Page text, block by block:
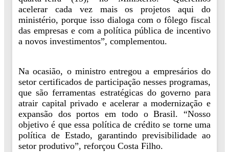
acelerar cada vez mais os projetos aqui do
ministério, porque isso dialoga com o fôlego fiscal
das empresas e com a política pública de incentivo
a novos investimentos”, complementou.
Na ocasião, o ministro entregou a empresários do
setor certificados de participação nesses programas,
que são ferramentas estratégicas do governo para
atrair capital privado e acelerar a modernização e
expansão dos portos em todo o Brasil. “Nosso
objetivo é que essa política de crédito se torne uma
política de Estado, garantindo previsibilidade ao
setor produtivo”, reforçou Costa Filho.